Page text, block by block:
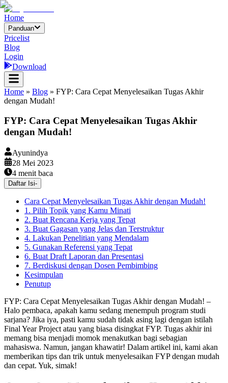
Home
Panduan
Pricelist
Blog
Login
Download
Home » Blog » FYP: Cara Cepat Menyelesaikan Tugas Akhir
dengan Mudah!
FYP: Cara Cepat Menyelesaikan Tugas Akhir
dengan Mudah!
Ayunindya
28 Mei 2023
4 menit baca
Daftar Isi-
Cara Cepat Menyelesaikan Tugas Akhir dengan Mudah!
1. Pilih Topik yang Kamu Minati
2. Buat Rencana Kerja yang Tepat
3. Buat Gagasan yang Jelas dan Terstruktur
4. Lakukan Penelitian yang Mendalam
5. Gunakan Referensi yang Tepat
6. Buat Draft Laporan dan Presentasi
7. Berdiskusi dengan Dosen Pembimbing
Kesimpulan
Penutup
FYP: Cara Cepat Menyelesaikan Tugas Akhir dengan Mudah! –
Halo pembaca, apakah kamu sedang menempuh program studi
sarjana? Jika iya, pasti kamu sudah tidak asing lagi dengan istilah
Final Year Project atau yang biasa disingkat FYP. Tugas akhir ini
memang bisa menjadi momok menakutkan bagi sebagian
mahasiswa. Namun, jangan khawatir! Dalam artikel ini, kami akan
memberikan tips dan trik untuk menyelesaikan FYP dengan mudah
dan cepat. Yuk, simak!